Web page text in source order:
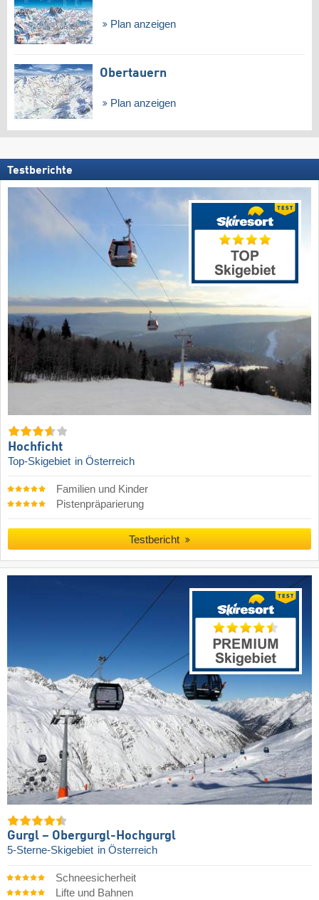
Plan anzeigen
Obertauern
Plan anzeigen
Testberichte
Hochficht
Top-Skigebiet in Österreich
Familien und Kinder
Pistenpräparierung
Testbericht
Gurgl – Obergurgl-Hochgurgl
5-Sterne-Skigebiet in Österreich
Schneesicherheit
Lifte und Bahnen